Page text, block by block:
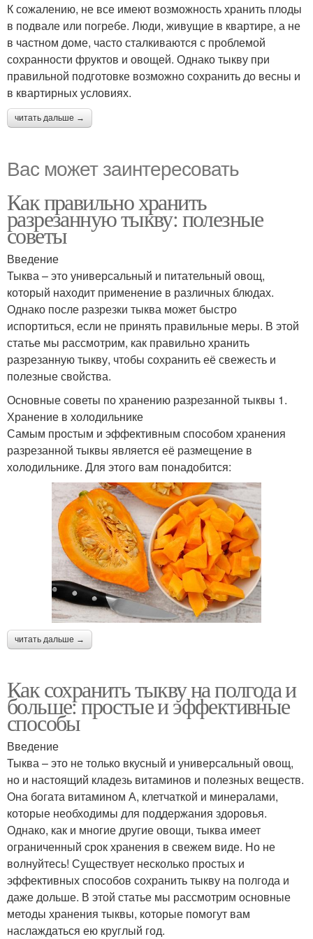
К сожалению, не все имеют возможность хранить плоды
в подвале или погребе. Люди, живущие в квартире, а не
в частном доме, часто сталкиваются с проблемой
сохранности фруктов и овощей. Однако тыкву при
правильной подготовке возможно сохранить до весны и
в квартирных условиях.
читать дальше →
Вас может заинтересовать
Как правильно хранить
разрезанную тыкву: полезные
советы
Введение
Тыква – это универсальный и питательный овощ,
который находит применение в различных блюдах.
Однако после разрезки тыква может быстро
испортиться, если не принять правильные меры. В этой
статье мы рассмотрим, как правильно хранить
разрезанную тыкву, чтобы сохранить её свежесть и
полезные свойства.
Основные советы по хранению разрезанной тыквы 1.
Хранение в холодильнике
Самым простым и эффективным способом хранения
разрезанной тыквы является её размещение в
холодильнике. Для этого вам понадобится:
читать дальше →
Как сохранить тыкву на полгода и
больше: простые и эффективные
способы
Введение
Тыква – это не только вкусный и универсальный овощ,
но и настоящий кладезь витаминов и полезных веществ.
Она богата витамином А, клетчаткой и минералами,
которые необходимы для поддержания здоровья.
Однако, как и многие другие овощи, тыква имеет
ограниченный срок хранения в свежем виде. Но не
волнуйтесь! Существует несколько простых и
эффективных способов сохранить тыкву на полгода и
даже дольше. В этой статье мы рассмотрим основные
методы хранения тыквы, которые помогут вам
наслаждаться ею круглый год.